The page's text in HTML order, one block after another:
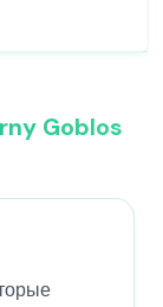
Goblos